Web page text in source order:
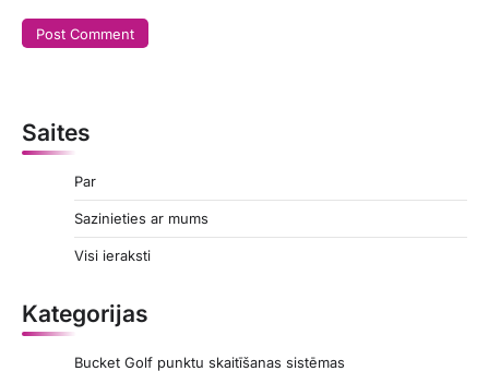
Saites
Par
Sazinieties ar mums
Visi ieraksti
Kategorijas
Bucket Golf punktu skaitīšanas sistēmas